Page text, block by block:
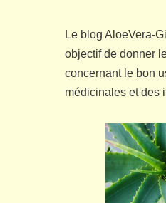
Le blog AloeVera-
objectif de donner
concernant le bon
médicinales et des